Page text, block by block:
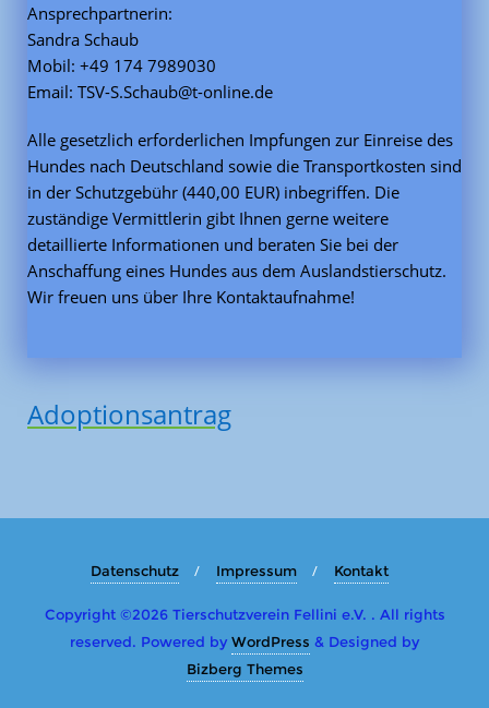
Ansprechpartnerin:
Sandra Schaub
Mobil: +49 174 7989030
Email: TSV-S.Schaub@t-online.de
Alle gesetzlich erforderlichen Impfungen zur Einreise des
Hundes nach Deutschland sowie die Transportkosten sind
in der Schutzgebühr (440,00 EUR) inbegriffen. Die
zuständige Vermittlerin gibt Ihnen gerne weitere
detaillierte Informationen und beraten Sie bei der
Anschaffung eines Hundes aus dem Auslandstierschutz.
Wir freuen uns über Ihre Kontaktaufnahme!
Adoptionsantrag
Datenschutz Impressum Kontakt
Copyright ©2026 Tierschutzverein Fellini e.V. . All rights
reserved. Powered by WordPress & Designed by
Bizberg Themes